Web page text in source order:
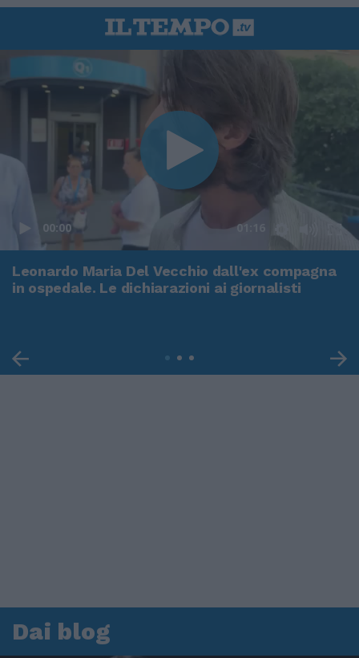
00:00 01:16
Leonardo Maria Del Vecchio dall'ex compagna
in ospedale. Le dichiarazioni ai giornalisti
Dai blog